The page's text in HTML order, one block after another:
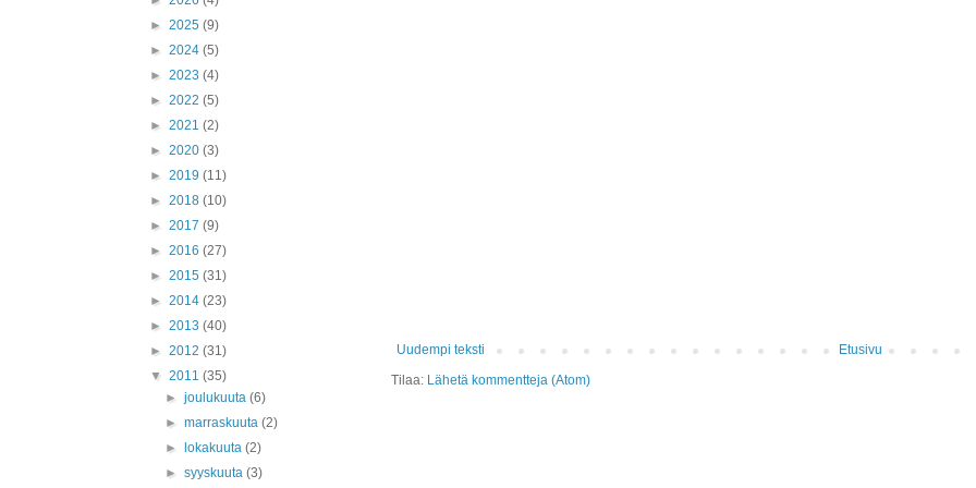
Uudempi teksti
Etusivu
Tilaa: Lähetä kommentteja (Atom)
► 2025 (9)
► 2024 (5)
► 2023 (4)
► 2022 (5)
► 2021 (2)
► 2020 (3)
► 2019 (11)
► 2018 (10)
► 2017 (9)
► 2016 (27)
► 2015 (31)
► 2014 (23)
► 2013 (40)
► 2012 (31)
▼ 2011 (35)
►joulukuuta(6)
►marraskuuta(2)
►
lokakuuta(2)
►syyskuuta(3)